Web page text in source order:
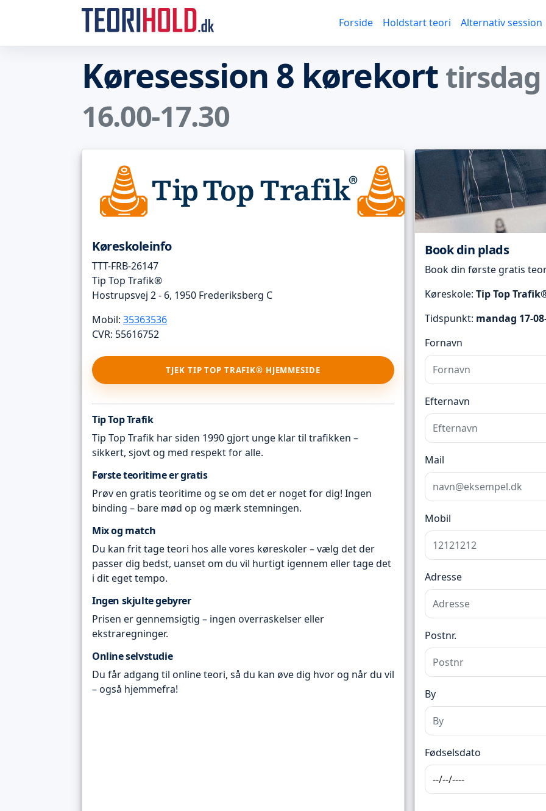
Forside Holdstart teori Alternativ session
Køresession 8 kørekort tirsdag
16.00-17.30
Køreskoleinfo
TTT-FRB-26147
Tip Top Trafik®
Hostrupsvej 2 - 6, 1950 Frederiksberg C
Mobil: 35363536
CVR: 55616752
TJEK TIP TOP TRAFIK® HJEMMESIDE
Tip Top Trafik
Tip Top Trafik har siden 1990 gjort unge klar til trafikken –
sikkert, sjovt og med respekt for alle.
Første teoritime er gratis
Prøv en gratis teoritime og se om det er noget for dig! Ingen
binding – bare mød op og mærk stemningen.
Mix og match
Du kan frit tage teori hos alle vores køreskoler – vælg det der
passer dig bedst, uanset om du vil hurtigt igennem eller tage det
i dit eget tempo.
Ingen skjulte gebyrer
Prisen er gennemsigtig – ingen overraskelser eller
ekstraregninger.
Online selvstudie
Du får adgang til online teori, så du kan øve dig hvor og når du vil
– også hjemmefra!
Book din plads
Book din første gratis
Køreskole: Tip Top
Tidspunkt: mandag 17-
Fornavn
Efternavn
Mail
Mobil
Adresse
Postnr.
By
Fødselsdato